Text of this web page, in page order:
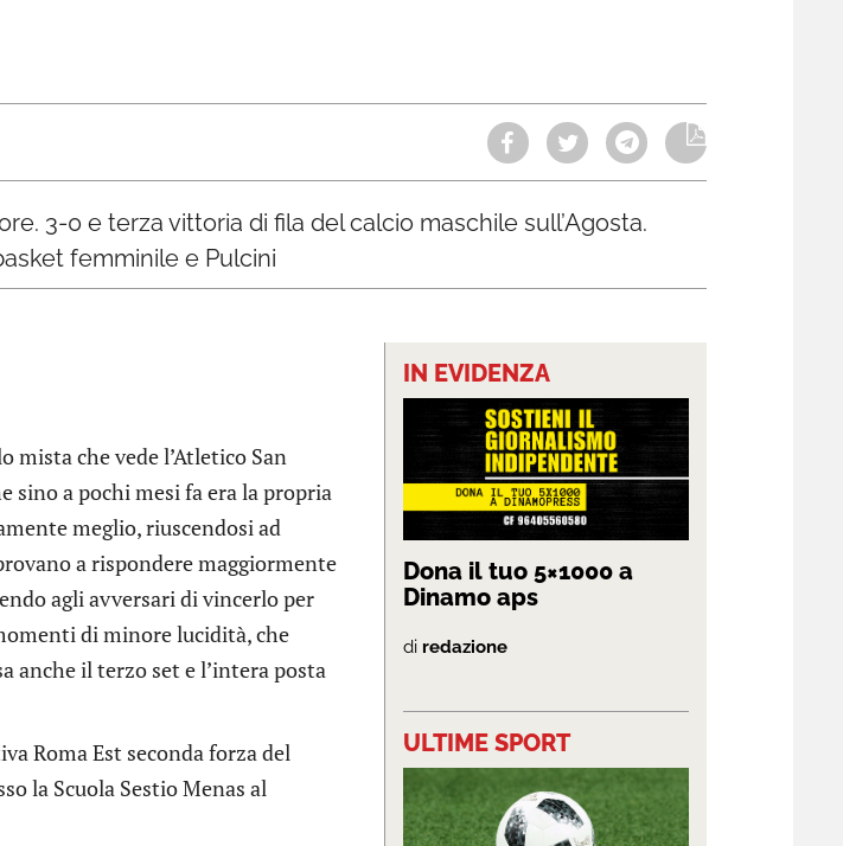
3-0 e terza vittoria di fila del calcio maschile sull’Agosta.
femminile e Pulcini
mista che vede l’Atletico San
sino a pochi mesi fa era la propria
meglio, riuscendosi ad
a rispondere maggiormente
agli avversari di vincerlo per
di minore lucidità, che
anche il terzo set e l’intera posta
Roma Est seconda forza del
la Scuola Sestio Menas al
IN EVIDENZA
Dona il tuo 5×1000 a
Dinamo aps
di redazione
ULTIME SPORT